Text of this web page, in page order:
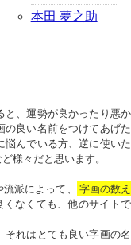
本田 夢之助
と、運勢が良かったり悪か
の良い名前をつけてあげた
悩んでいる方、逆に使いた
様々だと思います。
派によって、
字画の数え
なくても、他のサイトで
それはとても良い字画の名